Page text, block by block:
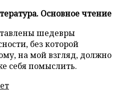
Основное чтение
шедевры
без которой
на мой взгляд, должно
себя помыслить.